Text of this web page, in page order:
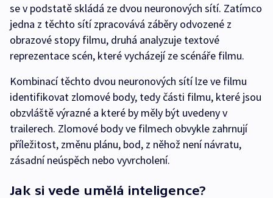
se v podstatě skládá ze dvou neuronových sítí. Zatímco
jedna z těchto sítí zpracovává záběry odvozené z
obrazové stopy filmu, druhá analyzuje textové
reprezentace scén, které vycházejí ze scénáře filmu.
Kombinací těchto dvou neuronových sítí lze ve filmu
identifikovat zlomové body, tedy části filmu, které jsou
obzvláště výrazné a které by měly být uvedeny v
trailerech. Zlomové body ve filmech obvykle zahrnují
příležitost, změnu plánu, bod, z něhož není návratu,
zásadní neúspěch nebo vyvrcholení.
Jak si vede umělá inteligence?